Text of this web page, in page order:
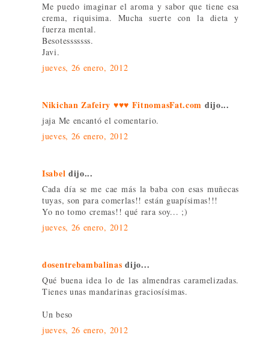
Me puedo imaginar el aroma y sabor que tiene esa
crema, riquisima. Mucha suerte con la dieta y
fuerza mental.
Besotesssssss.
Javi.
jueves, 26 enero, 2012
Nikichan Zafeiry ♥♥♥ FitnomasFat.com dijo...
jaja Me encantó el comentario.
jueves, 26 enero, 2012
Isabel dijo...
Cada día se me cae más la baba con esas muñecas
tuyas, son para comerlas!! están guapísimas!!!
Yo no tomo cremas!! qué rara soy... ;)
jueves, 26 enero, 2012
dosentrebambalinas dijo...
Qué buena idea lo de las almendras caramelizadas.
Tienes unas mandarinas graciosísimas.
Un beso
jueves, 26 enero, 2012